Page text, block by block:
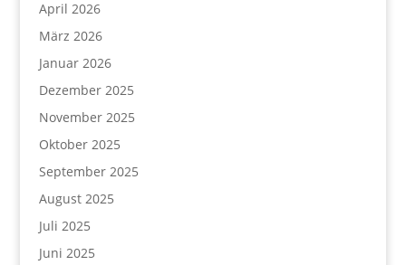
April 2026
März 2026
Januar 2026
Dezember 2025
November 2025
Oktober 2025
September 2025
August 2025
Juli 2025
Juni 2025